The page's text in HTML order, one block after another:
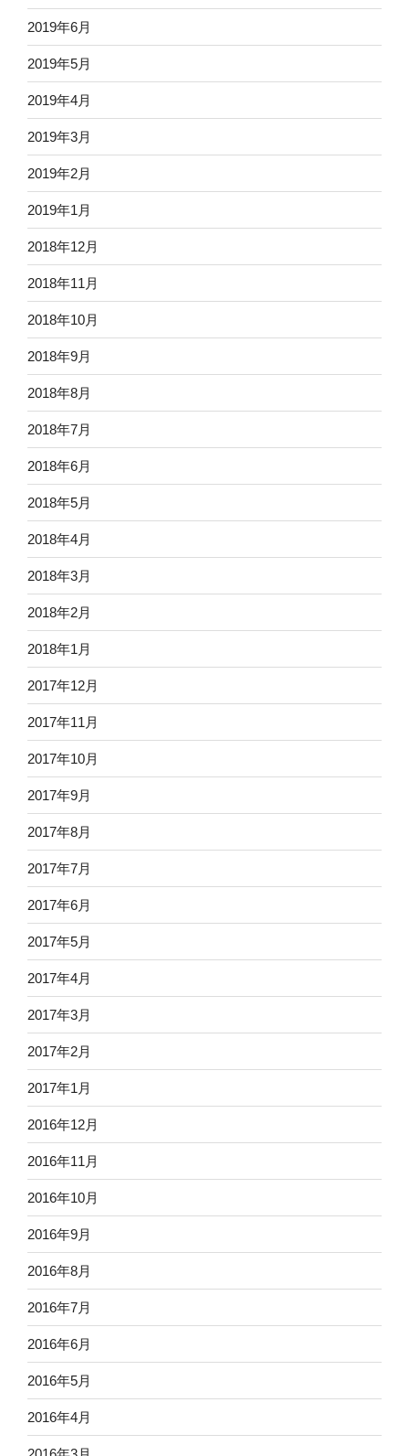
2019年6月
2019年5月
2019年4月
2019年3月
2019年2月
2019年1月
2018年12月
2018年11月
2018年10月
2018年9月
2018年8月
2018年7月
2018年6月
2018年5月
2018年4月
2018年3月
2018年2月
2018年1月
2017年12月
2017年11月
2017年10月
2017年9月
2017年8月
2017年7月
2017年6月
2017年5月
2017年4月
2017年3月
2017年2月
2017年1月
2016年12月
2016年11月
2016年10月
2016年9月
2016年8月
2016年7月
2016年6月
2016年5月
2016年4月